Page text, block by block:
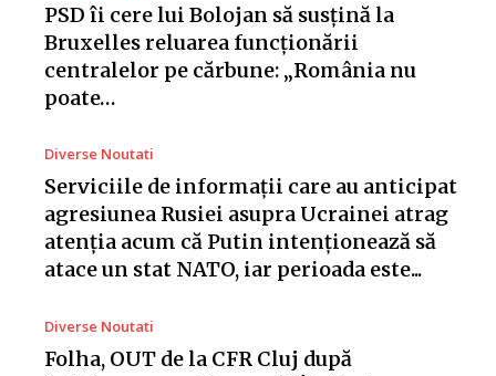
PSD îi cere lui Bolojan să susțină la
Bruxelles reluarea funcționării
centralelor pe cărbune: „România nu
poate…
Diverse Noutati
Serviciile de informații care au anticipat
agresiunea Rusiei asupra Ucrainei atrag
atenția acum că Putin intenționează să
atace un stat NATO, iar perioada este...
Diverse Noutati
Folha, OUT de la CFR Cluj după